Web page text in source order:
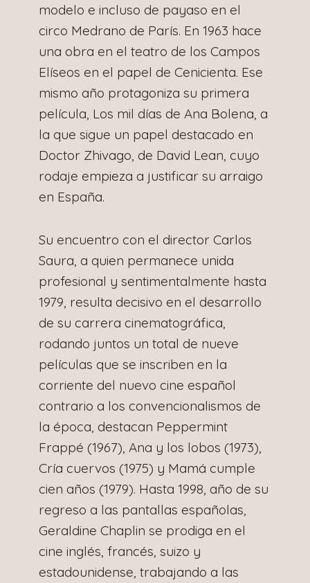
modelo e incluso de payaso en el
circo Medrano de París. En 1963 hace
una obra en el teatro de los Campos
Elíseos en el papel de Cenicienta. Ese
mismo año protagoniza su primera
película, Los mil días de Ana Bolena, a
la que sigue un papel destacado en
Doctor Zhivago, de David Lean, cuyo
rodaje empieza a justificar su arraigo
en España.
Su encuentro con el director Carlos
Saura, a quien permanece unida
profesional y sentimentalmente hasta
1979, resulta decisivo en el desarrollo
de su carrera cinematográfica,
rodando juntos un total de nueve
películas que se inscriben en la
corriente del nuevo cine español
contrario a los convencionalismos de
la época, destacan Peppermint
Frappé (1967), Ana y los lobos (1973),
Cría cuervos (1975) y Mamá cumple
cien años (1979). Hasta 1998, año de su
regreso a las pantallas españolas,
Geraldine Chaplin se prodiga en el
cine inglés, francés, suizo y
estadounidense, trabajando a las